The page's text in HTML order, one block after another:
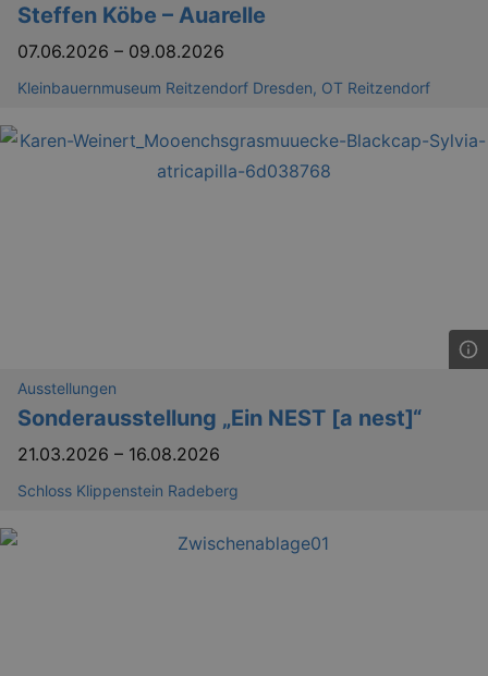
Steffen Köbe – Auarelle
07.06.2026 – 09.08.2026
Kleinbauernmuseum Reitzendorf Dresden, OT Reitzendorf
Ausstellungen
Sonderausstellung „Ein NEST [a nest]“
21.03.2026 – 16.08.2026
Schloss Klippenstein Radeberg